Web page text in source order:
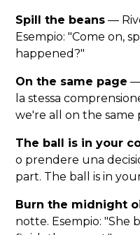
Spill the beans —
Esempio: "Come on,
happened?"
On the same page —
la stessa
we're all on the same
The ball is in your
o prendere una
part. The ball is in
Burn the midnight
notte. Esempio: